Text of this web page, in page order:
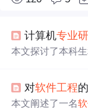
计算机专业
本文探讨了本科
时，文章提到了
带来实践经验，
对软件工程
本文阐述了一名